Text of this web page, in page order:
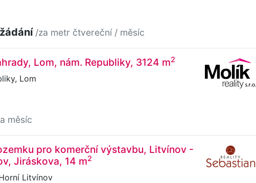
/za metr čtvereční / měsíc
Lom, nám. Republiky, 3124 m2
Lom
měsíc
pro komerční výstavbu, Litvínov -
Jiráskova, 14 m2
Litvínov